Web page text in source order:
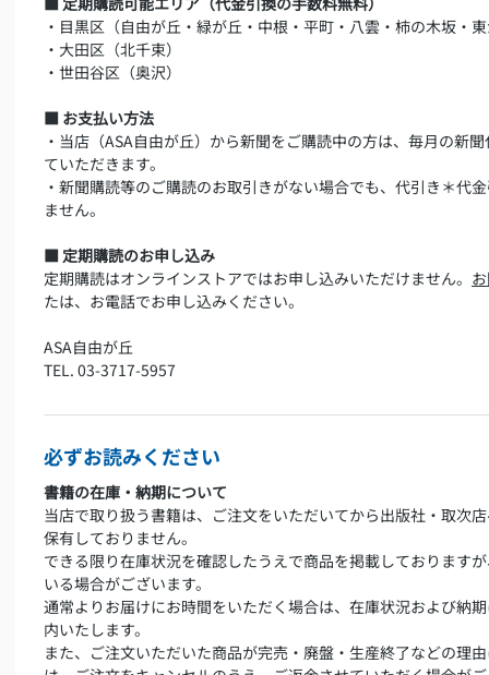
・目黒区（自由が丘・緑が丘・中根・平町・八雲・柿の木坂・
・大田区（北千束）
・世田谷区（奥沢）
■ お支払い方法
・当店（ASA自由が丘）から新聞をご購読中の方は、毎月の新
ていただきます。
・新聞購読等のご購読のお取引きがない場合でも、代引き＊代
ません。
■ 定期購読のお申し込み
定期購読はオンラインストアではお申し込みいただけません。
たは、お電話でお申し込みください。
ASA自由が丘
TEL. 03-3717-5957
必ずお読みください
書籍の在庫・納期について
当店で取り扱う書籍は、ご注文をいただいてから出版社・取次
保有しておりません。
できる限り在庫状況を確認したうえで商品を掲載しております
いる場合がございます。
通常よりお届けにお時間をいただく場合は、在庫状況および納
内いたします。
また、ご注文いただいた商品が完売・廃盤・生産終了などの理